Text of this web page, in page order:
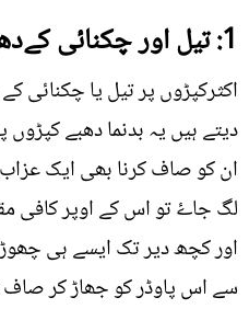
1: تیل اور چکنائی کےدھبے دور کرنے کے لیۓ
اکثرکپڑوں پر تیل یا چکنائی
دیتے ہیں یہ بدنما دھبے
ان کو صاف کرنا بھی ایک عزاب
لگ جاۓ تو اس کے اوپر کافی
اور کچھ دیر تک ایسے ہی
سے اس پاوڈر کو جھاڑ کر صاف